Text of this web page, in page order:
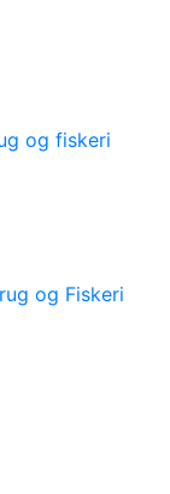
og fiskeri
og Fiskeri